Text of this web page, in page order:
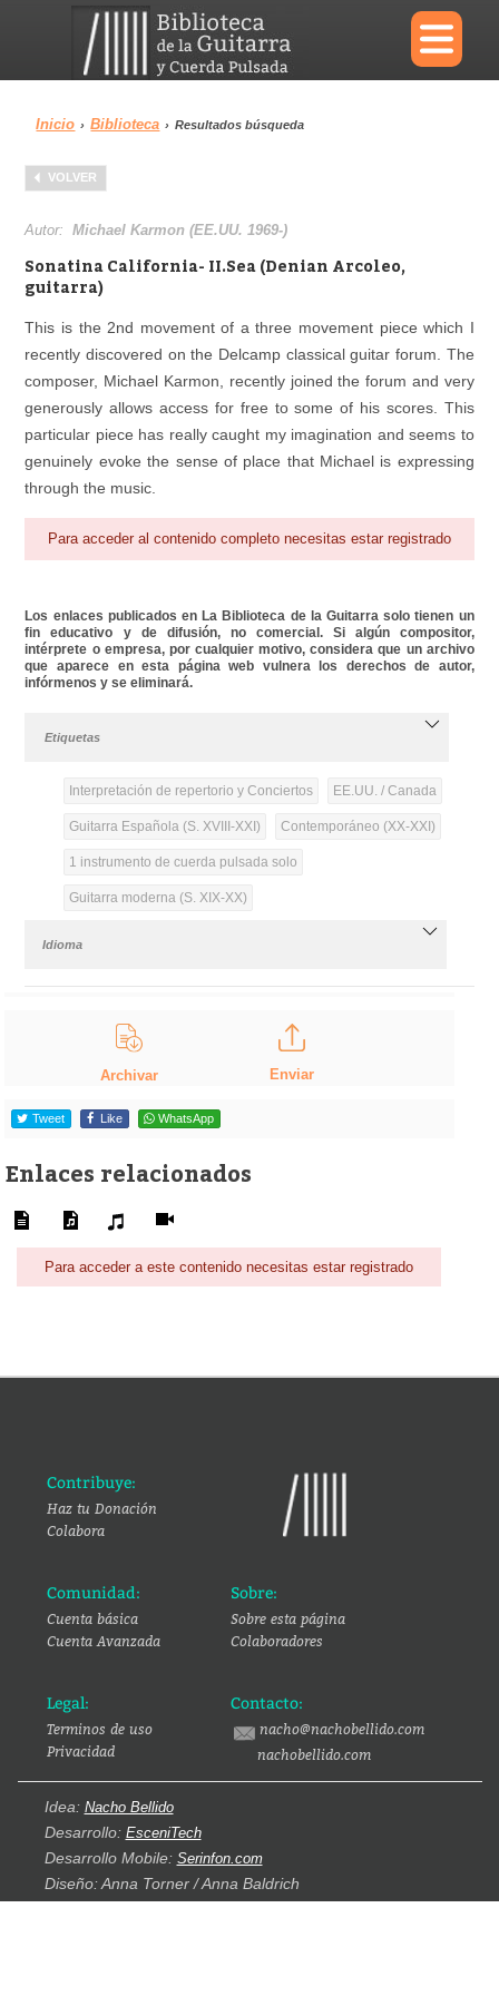
×
Menu
Biblioteca
Reproductor
Inicio › Biblioteca › Resultados búsqueda
VOLVER
Autor:Michael Karmon (EE.UU. 1969-)
Sonatina California- II.Sea (Denian Arcoleo,
guitarra)
This is the 2nd movement of a three movement piece which I
recently discovered on the Delcamp classical guitar forum. The
composer, Michael Karmon, recently joined the forum and very
generously allows access for free to some of his scores. This
particular piece has really caught my imagination and seems to
genuinely evoke the sense of place that Michael is expressing
through the music.
Para acceder al contenido completo necesitas estar registrado
Los enlaces publicados en La Biblioteca de la Guitarra solo tienen un
fin educativo y de difusión, no comercial. Si algún compositor,
intérprete o empresa, por cualquier motivo, considera que un archivo
que aparece en esta página web vulnera los derechos de autor,
infórmenos y se eliminará.
Etiquetas
Interpretación de repertorio y Conciertos EE.UU. / Canada
Guitarra Española (S. XVIII-XXI) Contemporáneo (XX-XXI)
1 instrumento de cuerda pulsada solo
Guitarra moderna (S. XIX-XX)
Idioma
Archivar Enviar
Tweet Like WhatsApp
Enlaces relacionados
Para acceder a este contenido necesitas estar registrado
Contribuye:
Haz tu Donación
Colabora
Comunidad:
Cuenta básica
Cuenta Avanzada
Sobre:
Sobre esta página
Colaboradores
Legal:
Terminos de uso
Privacidad
Contacto:
nacho@nachobellido.com
nachobellido.com
Idea: Nacho Bellido
Desarrollo: EsceniTech
Desarrollo Mobile: Serinfon.com
Diseño: Anna Torner / Anna Baldrich